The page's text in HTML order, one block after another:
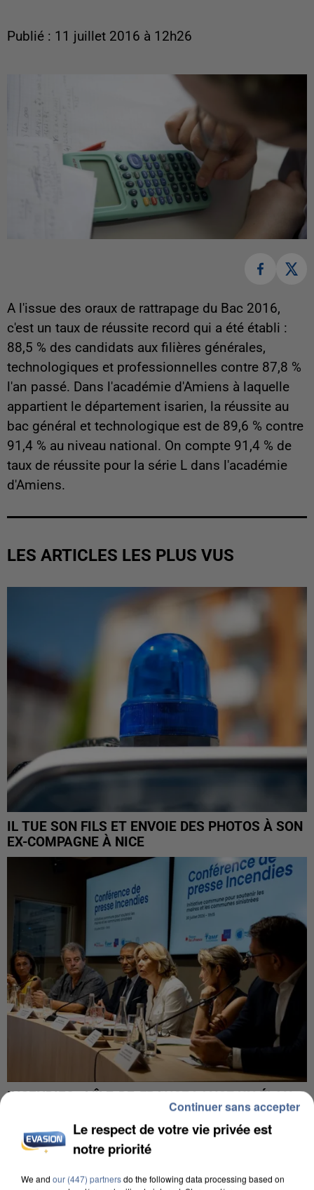
Publié : 11 juillet 2016 à 12h26
A l'issue des oraux de rattrapage du Bac 2016,
c'est un taux de réussite record qui a été établi :
88,5 % des candidats aux filières générales,
technologiques et professionnelles contre 87,8 %
l'an passé. Dans l'académie d'Amiens à laquelle
appartient le département isarien, la réussite au
bac général et technologique est de 89,6 % contre
91,4 % au niveau national. On compte 91,4 % de
taux de réussite pour la série L dans l'académie
d'Amiens.
LES ARTICLES LES PLUS VUS
IL TUE SON FILS ET ENVOIE DES PHOTOS À SON
EX-COMPAGNE À NICE
INCENDIES : L’ÎLE-DE-FRANCE LANCE UN ÉLAN
DE SOLIDARITÉ AVEC LES...
Le respect de votre vie privée est
notre priorité
We and our (447) partnersdo the following data processing based on
Continuer sans accepter